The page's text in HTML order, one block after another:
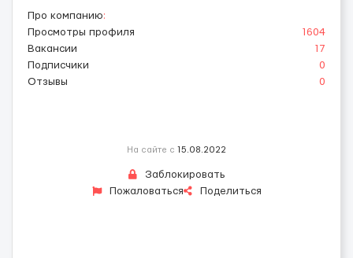
Про компанию:
Просмотры профиля
1604
Вакансии
17
Подписчики
0
Отзывы
0
На сайте с 15.08.2022
Заблокировать
Пожаловаться
Поделиться